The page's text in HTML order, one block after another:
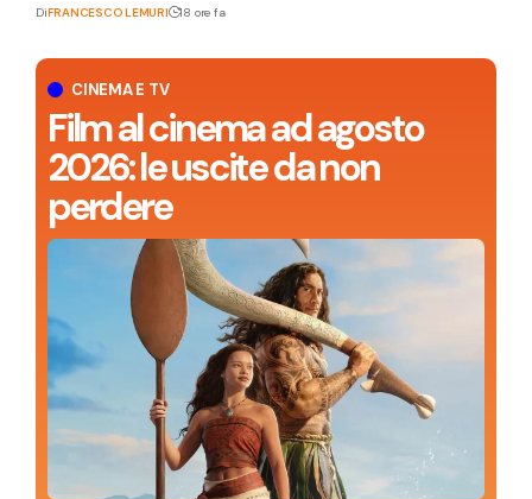
CINEMA E TV
Film al cinema ad agosto
2026: le uscite da non
perdere
DiFRANCESCO LEMURI 18 ore fa